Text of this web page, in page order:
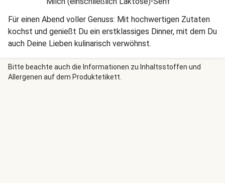
Für einen Abend voller Genuss: Mit hochwertigen Zutaten
kochst und genießt Du ein erstklassiges Dinner, mit dem Du
auch Deine Lieben kulinarisch verwöhnst.
Bitte beachte auch die Informationen zu Inhaltsstoffen und
Allergenen auf dem Produktetikett.